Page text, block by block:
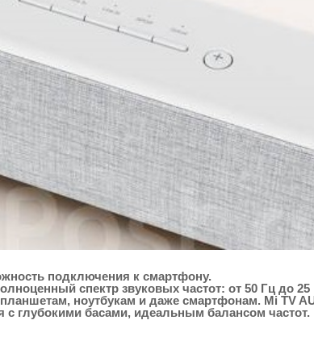
подключения к смартфону.
спектр звуковых частот: от 50 Гц до
ноутбукам и даже смартфонам. Mi
с глубокими басами, идеальным балансом частот.